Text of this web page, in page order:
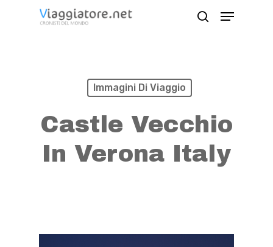
Menu
Immagini Di Viaggio
Castle Vecchio
In Verona Italy